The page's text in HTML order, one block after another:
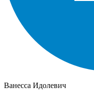
Ванесса Идолевич